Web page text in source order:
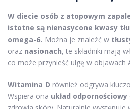
W diecie osób z atopowym
istotne są nienasycone kwasy
omega-6. Można je znaleźć w
oraz nasionach, te składniki mają
co może przynieść ulgę w objawach
Witamina D również odgrywa
Wspiera ona układ odpornościowy